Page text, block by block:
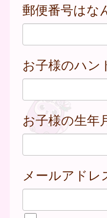
郵便番号はな
お子様のハン
お子様の生年
メールアドレ